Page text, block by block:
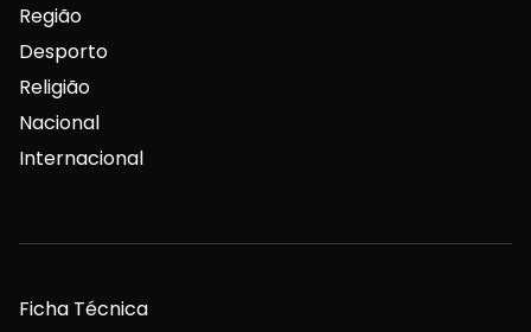
Região
Desporto
Religião
Nacional
Internacional
Ficha Técnica